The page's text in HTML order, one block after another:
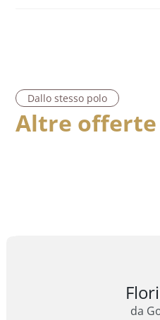
Dallo stesso polo
Altre offerte
da